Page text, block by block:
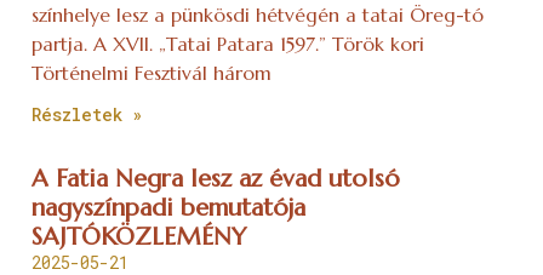
színhelye lesz a pünkösdi hétvégén a tatai Öreg-tó
partja. A XVII. „Tatai Patara 1597.” Török kori
Történelmi Fesztivál három
Részletek »
A Fatia Negra lesz az évad utolsó
nagyszínpadi bemutatója
SAJTÓKÖZLEMÉNY
2025-05-21